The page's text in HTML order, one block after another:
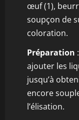
œuf (1),
soupçon de
coloration.
Préparation
ajouter les
jusqu’à
encore
l’élisation.